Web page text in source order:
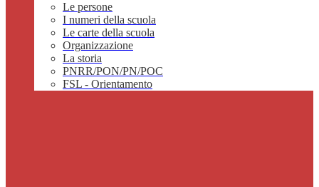
Le persone
I numeri della scuola
Le carte della scuola
Organizzazione
La storia
PNRR/PON/PN/POC
FSL - Orientamento